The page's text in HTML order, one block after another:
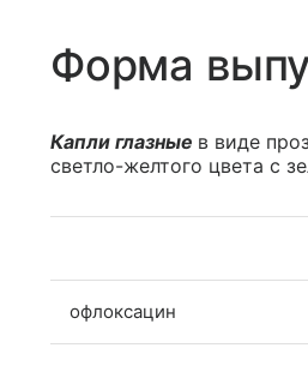
Форма
Капли глазные в виде
светло-желтого цвета с
офлоксацин